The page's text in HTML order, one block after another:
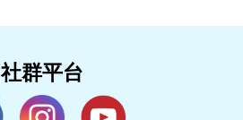
社群平台